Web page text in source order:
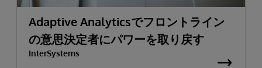
Adaptive Analyticsでフロントライン
の意思決定者にパワーを取り戻す
InterSystems